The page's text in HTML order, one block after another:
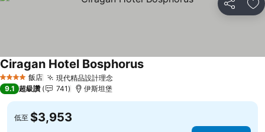
分享 加
4 星級 飯店 現代精品設計理念
Ciragan Hotel Bosphorus
9.1 超級讚 741 伊斯坦堡
低至 $3,953